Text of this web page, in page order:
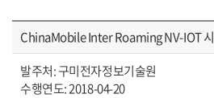
ChinaMobile Inter Roaming NV-IOT
발주처: 구미전자정보기술원
수행연도: 2018-04-20